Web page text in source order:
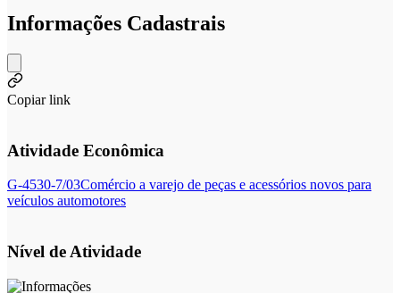
Informações Cadastrais
Copiar link
Atividade Econômica
G-4530-7/03Comércio a varejo de peças e acessórios novos para
veículos automotores
Nível de Atividade